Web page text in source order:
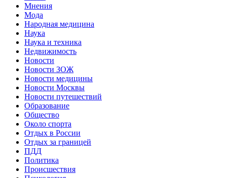
Мнения
Мода
Народная медицина
Наука
Наука и техника
Недвижимость
Новости
Новости ЗОЖ
Новости медицины
Новости Москвы
Новости путешествий
Образование
Общество
Около спорта
Отдых в России
Отдых за границей
ПДД
Политика
Происшествия